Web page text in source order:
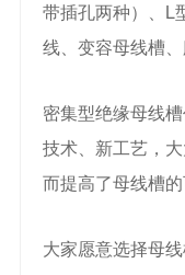
带插孔两种）、L
线、变容母线槽
密集型绝缘母线
技术、新工艺，
而提高了母线槽
大家愿意选择母